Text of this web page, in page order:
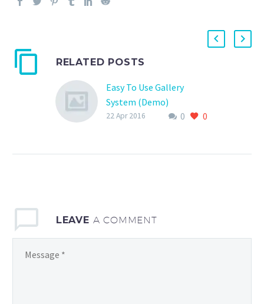
RELATED POSTS
Easy To Use Gallery
System (Demo)
Lorem Ipsum. Proin
Duis sed odio sit amet
0 0
22 Apr 2016
LEAVE A COMMENT